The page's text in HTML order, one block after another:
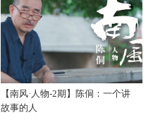
【南风·人物-2期】陈侗：一个讲
故事的人